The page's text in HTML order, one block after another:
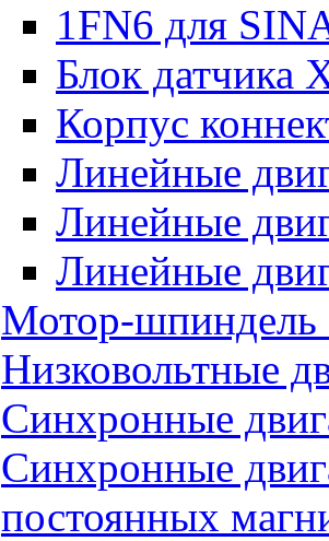
1FN6 для
Блок датчика
Корпус
Линейные
Линейные
Линейные
Мотор-шпиндель
Низковольтные
Синхронные
Синхронные
постоянных